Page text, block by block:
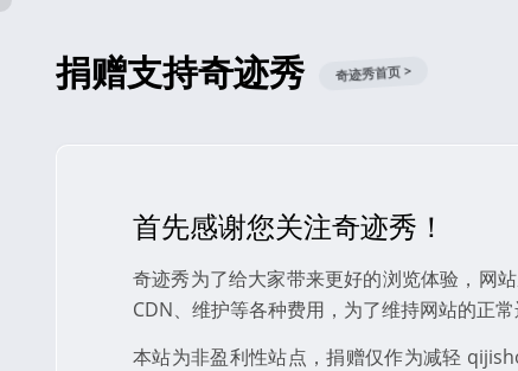
捐赠支持奇迹秀 奇迹秀首页 >
首先感谢您关注奇迹秀！
奇迹秀为了给大家带来更好的浏览体验，网
CDN、维护等各种费用，为了维持网站的正常
本站为非盈利性站点，捐赠仅作为减轻